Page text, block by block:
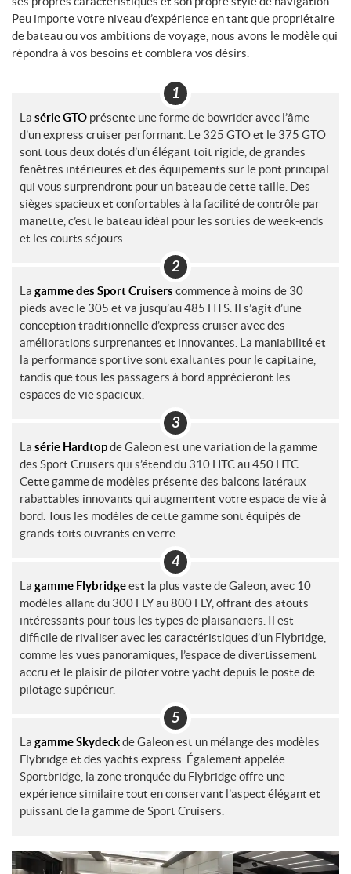
Peu importe votre niveau d’expérience en tant que propriétaire
de bateau ou vos ambitions de voyage, nous avons le modèle qui
répondra à vos besoins et comblera vos désirs.
La série GTO présente une forme de bowrider avec l’âme
d’un express cruiser performant. Le 325 GTO et le 375 GTO
sont tous deux dotés d’un élégant toit rigide, de grandes
fenêtres intérieures et des équipements sur le pont principal
qui vous surprendront pour un bateau de cette taille. Des
sièges spacieux et confortables à la facilité de contrôle par
manette, c’est le bateau idéal pour les sorties de week-ends
et les courts séjours.
La gamme des Sport Cruisers commence à moins de 30
pieds avec le 305 et va jusqu’au 485 HTS. Il s’agit d’une
conception traditionnelle d’express cruiser avec des
améliorations surprenantes et innovantes. La maniabilité et
la performance sportive sont exaltantes pour le capitaine,
tandis que tous les passagers à bord apprécieront les
espaces de vie spacieux.
La série Hardtopde Galeon est une variation de la gamme
des Sport Cruisers qui s’étend du 310 HTC au 450 HTC.
Cette gamme de modèles présente des balcons latéraux
rabattables innovants qui augmentent votre espace de vie à
bord. Tous les modèles de cette gamme sont équipés de
grands toits ouvrants en verre.
La gamme Flybridgeest la plus vaste de Galeon, avec 10
modèles allant du 300 FLY au 800 FLY, offrant des atouts
intéressants pour tous les types de plaisanciers. Il est
difficile de rivaliser avec les caractéristiques d’un Flybridge,
comme les vues panoramiques, l’espace de divertissement
accru et le plaisir de piloter votre yacht depuis le poste de
pilotage supérieur.
La gamme Skydeckde Galeon est un mélange des modèles
Flybridge et des yachts express. Également appelée
Sportbridge, la zone tronquée du Flybridge offre une
expérience similaire tout en conservant l’aspect élégant et
puissant de la gamme de Sport Cruisers.